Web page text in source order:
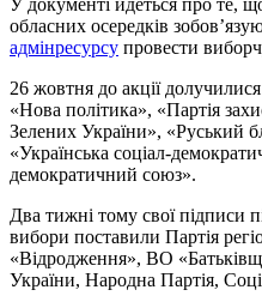
обласних осередків
адмінресурсу провести
26 жовтня до акції
«Нова політика», «Партія
Зелених України», «Руський
«Українська соціал-
демократичний союз».
Два тижні тому свої підписи
вибори поставили Партія
«Відродження», ВО
України, Народна Партія,